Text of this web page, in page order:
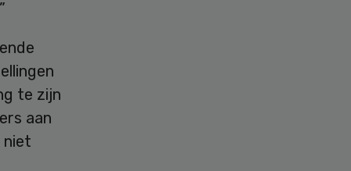
te zijn
aan
niet